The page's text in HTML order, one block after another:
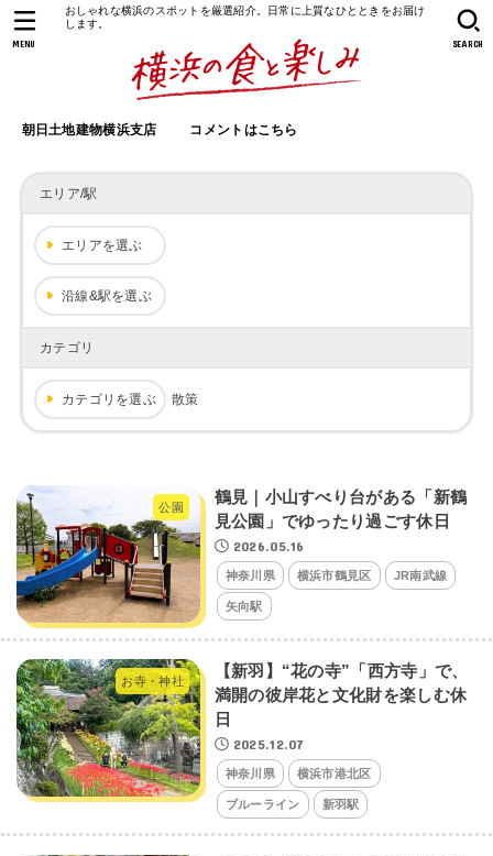
おしゃれな横浜のスポットを厳選紹介。日常に上質なひとときをお届け
します。
朝日土地建物横浜支店 コメントはこちら
SEARCH
MENU
エリア/駅
エリアを選ぶ
沿線&駅を選ぶ
カテゴリ
カテゴリを選ぶ 散策
公園
鶴見｜小山すべり台がある「新鶴
見公園」でゆったり過ごす休日
2026.05.16
神奈川県 横浜市鶴見区 JR南武線
矢向駅
お寺・神社
【新羽】“花の寺”「西方寺」で、
満開の彼岸花と文化財を楽しむ休
日
2025.12.07
神奈川県 横浜市港北区
ブルーライン 新羽駅